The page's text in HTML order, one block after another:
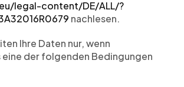
legal-content/DE/ALL/?
nachlesen.
Ihre Daten nur, wenn
der folgenden Bedingungen